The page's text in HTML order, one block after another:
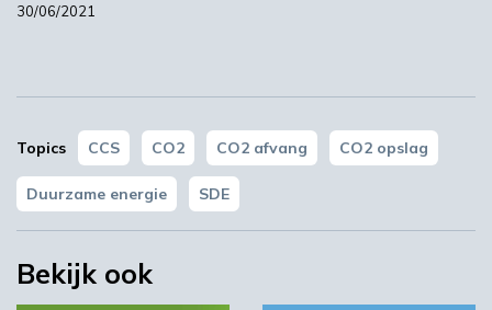
‘Grote groeikansen Europese markt voor biobased
producten’
30/06/2021
Topics CCS CO2 CO2 afvang CO2 opslag
Duurzame energie SDE
Bekijk ook